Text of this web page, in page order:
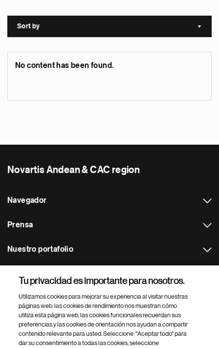
Sort by Sort
No content has been found.
Novartis Andean & CAC region
Navegador
Prensa
Nuestro portafolio
Footer Site Search
Tu privacidad es importante para nosotros.
Utilizamos cookies para mejorar su experiencia al visitar nuestras
páginas web: las cookies de rendimiento nos muestran cómo
utiliza esta página web, las cookies funcionales recuerdan sus
preferencias y las cookies de orientación nos ayudan a compartir
contenido relevante para usted. Seleccione: "Aceptar todo" para
dar su consentimiento a todas las cookies, seleccione